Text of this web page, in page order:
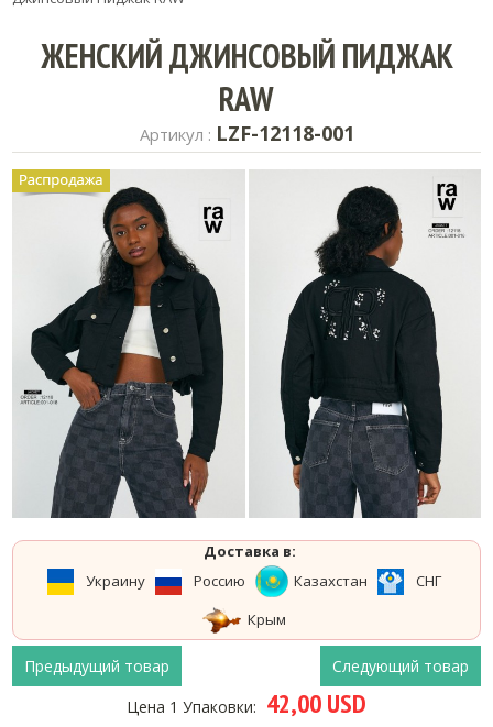
ЖЕНСКИЙ ДЖИНСОВЫЙ ПИДЖАК
RAW
Артикул : LZF-12118-001
Доставка в:
Украину
Россию Казахстан
СНГ
Крым
Предыдущий товар
Следующий товар
Цена 1 Упаковки: 42,00 USD